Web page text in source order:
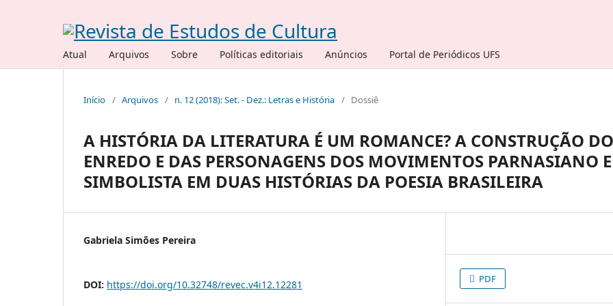
Atual Arquivos Sobre Políticas editoriais Anúncios Portal de Periódicos UFS
Início / Arquivos / n. 12 (2018): Set. - Dez.: Letras e História / Dossiê
A HISTÓRIA DA LITERATURA É UM ROMANCE? A CONSTRUÇÃO DO
ENREDO E DAS PERSONAGENS DOS MOVIMENTOS PARNASIANO E
SIMBOLISTA EM DUAS HISTÓRIAS DA POESIA BRASILEIRA
Gabriela Simões Pereira
DOI: https://doi.org/10.32748/revec.v4i12.12281 PDF